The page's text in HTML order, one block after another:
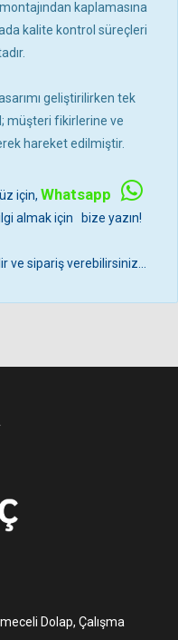
kaplamasına
kalite kontrol süreçleri
geliştirilirken tek
müşteri fikirlerine ve
hareket edilmiştir.
için, Whatsapp
almak için bize yazın!
ve sipariş verebilirsiniz...
Dolap, Çalışma